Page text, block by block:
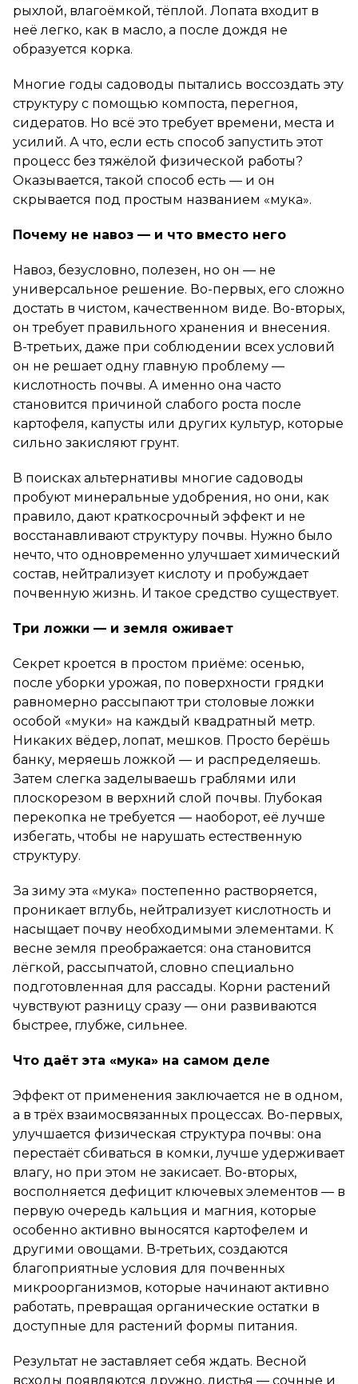
рыхлой, влагоёмкой, тёплой. Лопата входит в
неё легко, как в масло, а после дождя не
образуется корка.
Многие годы садоводы пытались воссоздать эту
структуру с помощью компоста, перегноя,
сидератов. Но всё это требует времени, места и
усилий. А что, если есть способ запустить этот
процесс без тяжёлой физической работы?
Оказывается, такой способ есть — и он
скрывается под простым названием «мука».
Почему не навоз — и что вместо него
Навоз, безусловно, полезен, но он — не
универсальное решение. Во-первых, его сложно
достать в чистом, качественном виде. Во-вторых,
он требует правильного хранения и внесения.
В-третьих, даже при соблюдении всех условий
он не решает одну главную проблему —
кислотность почвы. А именно она часто
становится причиной слабого роста после
картофеля, капусты или других культур, которые
сильно закисляют грунт.
В поисках альтернативы многие садоводы
пробуют минеральные удобрения, но они, как
правило, дают краткосрочный эффект и не
восстанавливают структуру почвы. Нужно было
нечто, что одновременно улучшает химический
состав, нейтрализует кислоту и пробуждает
почвенную жизнь. И такое средство существует.
Три ложки — и земля оживает
Секрет кроется в простом приёме: осенью,
после уборки урожая, по поверхности грядки
равномерно рассыпают три столовые ложки
особой «муки» на каждый квадратный метр.
Никаких вёдер, лопат, мешков. Просто берёшь
банку, меряешь ложкой — и распределяешь.
Затем слегка заделываешь граблями или
плоскорезом в верхний слой почвы. Глубокая
перекопка не требуется — наоборот, её лучше
избегать, чтобы не нарушать естественную
структуру.
За зиму эта «мука» постепенно растворяется,
проникает вглубь, нейтрализует кислотность и
насыщает почву необходимыми элементами. К
весне земля преображается: она становится
лёгкой, рассыпчатой, словно специально
подготовленная для рассады. Корни растений
чувствуют разницу сразу — они развиваются
быстрее, глубже, сильнее.
Что даёт эта «мука» на самом деле
Эффект от применения заключается не в одном,
а в трёх взаимосвязанных процессах. Во-первых,
улучшается физическая структура почвы: она
перестаёт сбиваться в комки, лучше удерживает
влагу, но при этом не закисает. Во-вторых,
восполняется дефицит ключевых элементов — в
первую очередь кальция и магния, которые
особенно активно выносятся картофелем и
другими овощами. В-третьих, создаются
благоприятные условия для почвенных
микроорганизмов, которые начинают активно
работать, превращая органические остатки в
доступные для растений формы питания.
Результат не заставляет себя ждать. Весной
всходы появляются дружно, листья — сочные и